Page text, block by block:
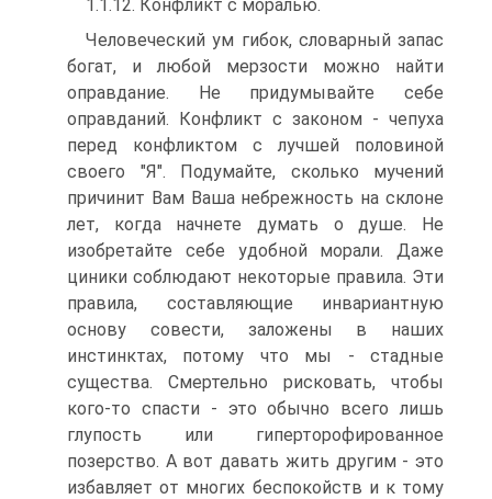
1.1.12. Конфликт с моралью.
Человеческий ум гибок, словарный запас
богат, и любой мерзости можно найти
оправдание. Не придумывайте себе
оправданий. Конфликт с законом - чепуха
перед конфликтом с лучшей половиной
своего "Я". Подумайте, сколько мучений
причинит Вам Ваша небрежность на склоне
лет, когда начнете думать о душе. Не
изобретайте себе удобной морали. Даже
циники соблюдают некоторые правила. Эти
правила, составляющие инвариантную
основу совести, заложены в наших
инстинктах, потому что мы - стадные
существа. Смертельно рисковать, чтобы
кого-то спасти - это обычно всего лишь
глупость или гиперторофированное
позерство. А вот давать жить другим - это
избавляет от многих беспокойств и к тому